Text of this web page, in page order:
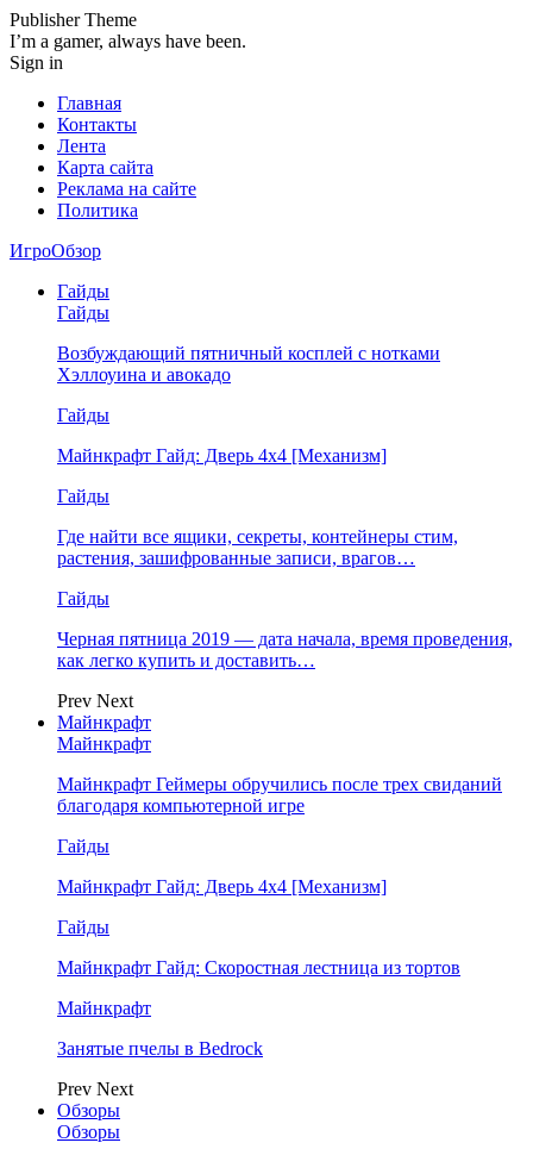
Publisher Theme
I’m a gamer, always have been.
Sign in
Главная
Контакты
Лента
Карта сайта
Реклама на сайте
Политика
ИгроОбзор
Гайды
Гайды
Возбуждающий пятничный косплей с нотками
Хэллоуина и авокадо
Гайды
Майнкрафт Гайд: Дверь 4х4 [Механизм]
Гайды
Где найти все ящики, секреты, контейнеры стим,
растения, зашифрованные записи, врагов…
Гайды
Черная пятница 2019 — дата начала, время проведения,
как легко купить и доставить…
Prev Next
Майнкрафт
Майнкрафт
Майнкрафт Геймеры обручились после трех свиданий
благодаря компьютерной игре
Гайды
Майнкрафт Гайд: Дверь 4х4 [Механизм]
Гайды
Майнкрафт Гайд: Скоростная лестница из тортов
Майнкрафт
Занятые пчелы в Bedrock
Prev Next
Обзоры
Обзоры